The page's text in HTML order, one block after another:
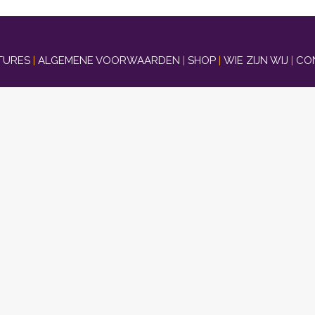
| ALGEMENE VOORWAARDEN | SHOP | WIE ZIJN WIJ |